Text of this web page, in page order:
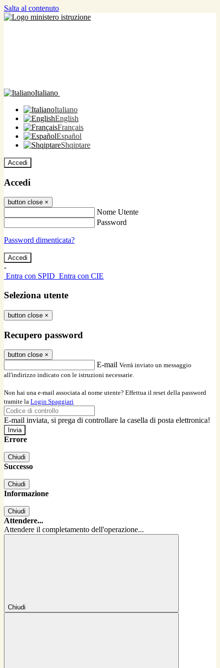
Salta al contenuto
Italiano
Italiano
English
Français
Español
Shqiptare
Accedi
Accedi
button close ×
Nome Utente
Password
Password dimenticata?
-
Entra con SPID Entra con CIE
Seleziona utente
button close ×
Recupero password
button close ×
E-mail Verrà inviato un messaggio
all'indirizzo indicato con le istruzioni necessarie.
Non hai una e-mail associata al nome utente? Effettua il reset della password
tramite la Login Spaggiari
E-mail inviata, si prega di controllare la casella di posta elettronica!
Errore
Chiudi
Successo
Chiudi
Informazione
Chiudi
Attendere...
Attendere il completamento dell'operazione...
Chiudi